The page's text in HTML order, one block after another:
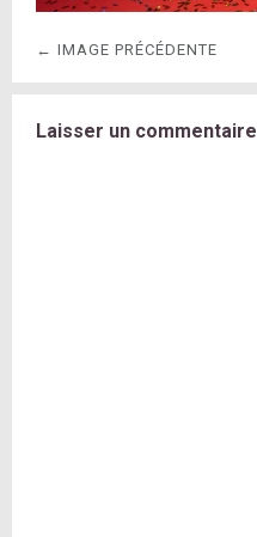
← IMAGE PRÉCÉDENTE
Laisser un commentaire